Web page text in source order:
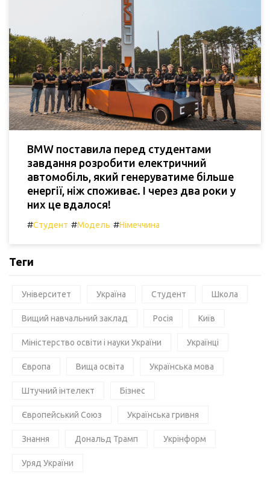
BMW поставила перед студентами
завдання розробити електричний
автомобіль, який генеруватиме більше
енергії, ніж споживає. І через два роки у
них це вдалося!
#Студент #Модель #Німеччина
Теги
Університет Україна Студент Школа
Вищий навчальний заклад Росія Київ
Міністерство освіти і науки України Українці
Європа Вища освіта Українська мова
Штучний інтелект Бізнес
Європейський Союз Українська гривня
Знання Дональд Трамп Укрінформ
Уряд України